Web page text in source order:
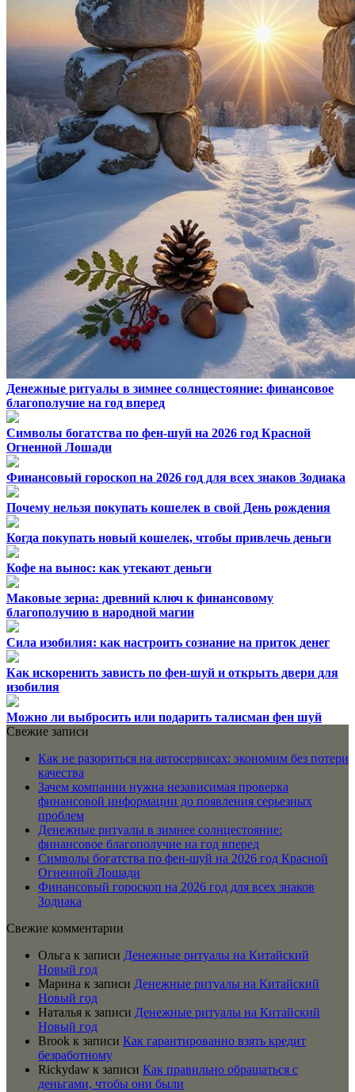
Денежные ритуалы в зимнее солнцестояние: финансовое
благополучие на год вперед
Символы богатства по фен-шуй на 2026 год Красной
Огненной Лошади
Финансовый гороскоп на 2026 год для всех знаков Зодиака
Почему нельзя покупать кошелек в свой День рождения
Когда покупать новый кошелек, чтобы привлечь деньги
Кофе на вынос: как утекают деньги
Маковые зерна: древний ключ к финансовому
благополучию в народной магии
Сила изобилия: как настроить сознание на приток денег
Как искоренить зависть по фен-шуй и открыть двери для
изобилия
Можно ли выбросить или подарить талисман фен шуй
Свежие записи
Как не разориться на автосервисах: экономим без потери
качества
Зачем компании нужна независимая проверка
финансовой информации до появления серьезных
проблем
Денежные ритуалы в зимнее солнцестояние:
финансовое благополучие на год вперед
Символы богатства по фен-шуй на 2026 год Красной
Огненной Лошади
Финансовый гороскоп на 2026 год для всех знаков
Зодиака
Свежие комментарии
Ольга к записи Денежные ритуалы на Китайский
Новый год
Марина к записи Денежные ритуалы на Китайский
Новый год
Наталья к записи Денежные ритуалы на Китайский
Новый год
Brook к записи Как гарантированно взять кредит
безработному
Rickydaw к записи Как правильно обращаться с
деньгами, чтобы они были